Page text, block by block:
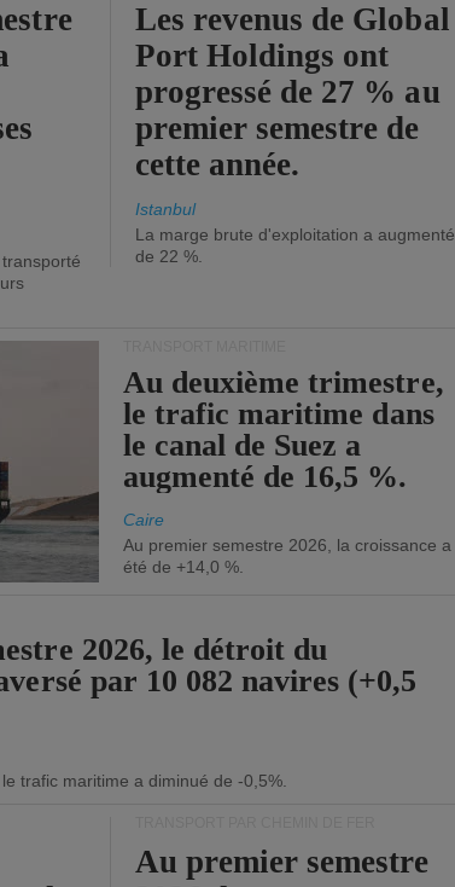
Les revenus de Global
Port Holdings ont
progressé de 27 % au
premier semestre de
cette année.
Istanbul
La marge brute d'exploitation a augmenté
de 22 %.
Au deuxième trimestre,
le trafic maritime dans
le canal de Suez a
augmenté de 16,5 %.
Caire
Au premier semestre 2026, la croissance a
été de +14,0 %.
2026, le détroit du
par 10 082 navires (+0,5
trafic maritime a diminué de -0,5%.
Au premier semestre